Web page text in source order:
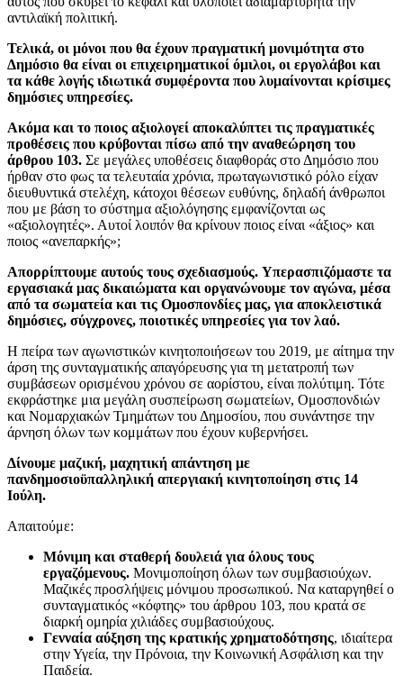
αντιλαϊκή πολιτική.
Τελικά, οι μόνοι που θα έχουν πραγματική μονιμότητα στο
Δημόσιο θα είναι οι επιχειρηματικοί όμιλοι, οι εργολάβοι και
τα κάθε λογής ιδιωτικά συμφέροντα που λυμαίνονται κρίσιμες
δημόσιες υπηρεσίες.
Ακόμα και το ποιος αξιολογεί αποκαλύπτει τις πραγματικές
προθέσεις που κρύβονται πίσω από την αναθεώρηση του
άρθρου 103. Σε μεγάλες υποθέσεις διαφθοράς στο Δημόσιο που
ήρθαν στο φως τα τελευταία χρόνια, πρωταγωνιστικό ρόλο είχαν
διευθυντικά στελέχη, κάτοχοι θέσεων ευθύνης, δηλαδή άνθρωποι
που με βάση το σύστημα αξιολόγησης εμφανίζονται ως
«αξιολογητές». Αυτοί λοιπόν θα κρίνουν ποιος είναι «άξιος» και
ποιος «ανεπαρκής»;
Απορρίπτουμε αυτούς τους σχεδιασμούς. Υπερασπιζόμαστε τα
εργασιακά μας δικαιώματα και οργανώνουμε τον αγώνα, μέσα
από τα σωματεία και τις Ομοσπονδίες μας, για αποκλειστικά
δημόσιες, σύγχρονες, ποιοτικές υπηρεσίες για τον λαό.
Η πείρα των αγωνιστικών κινητοποιήσεων του 2019, με αίτημα την
άρση της συνταγματικής απαγόρευσης για τη μετατροπή των
συμβάσεων ορισμένου χρόνου σε αορίστου, είναι πολύτιμη. Τότε
εκφράστηκε μια μεγάλη συσπείρωση σωματείων, Ομοσπονδιών
και Νομαρχιακών Τμημάτων του Δημοσίου, που συνάντησε την
άρνηση όλων των κομμάτων που έχουν κυβερνήσει.
Δίνουμε μαζική, μαχητική απάντηση με
πανδημοσιοϋπαλληλική απεργιακή κινητοποίηση στις 14
Ιούλη.
Απαιτούμε:
Μόνιμη και σταθερή δουλειά για όλους τους
εργαζόμενους. Μονιμοποίηση όλων των συμβασιούχων.
Μαζικές προσλήψεις μόνιμου προσωπικού. Να καταργηθεί ο
συνταγματικός «κόφτης» του άρθρου 103, που κρατά σε
διαρκή ομηρία χιλιάδες συμβασιούχους.
Γενναία αύξηση της κρατικής χρηματοδότησης, ιδιαίτερα
στην Υγεία, την Πρόνοια, την Κοινωνική Ασφάλιση και την
Παιδεία.